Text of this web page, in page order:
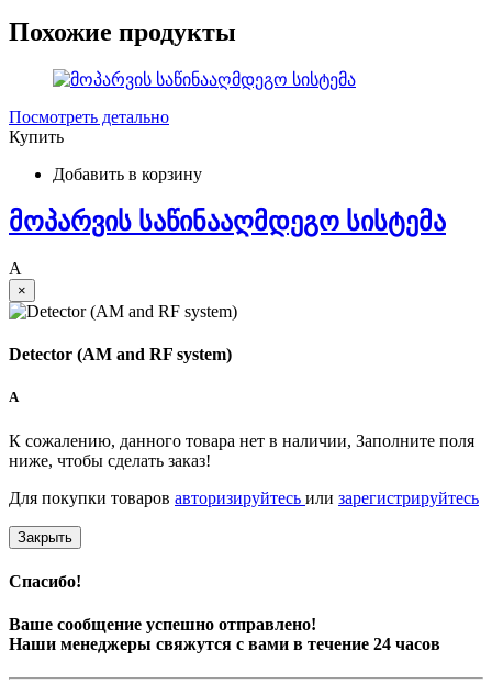
Похожие продукты
Посмотреть детально
Купить
Добавить в корзину
მოპარვის საწინააღმდეგო სისტემა
A
×
Detector (AM and RF system)
A
К сожалению, данного товара нет в наличии, Заполните поля
ниже, чтобы сделать заказ!
Для покупки товаров авторизируйтесь или зарегистрируйтесь
Закрыть
Спасибо!
Ваше сообщение успешно отправлено!
Наши менеджеры свяжутся с вами в течение 24 часов